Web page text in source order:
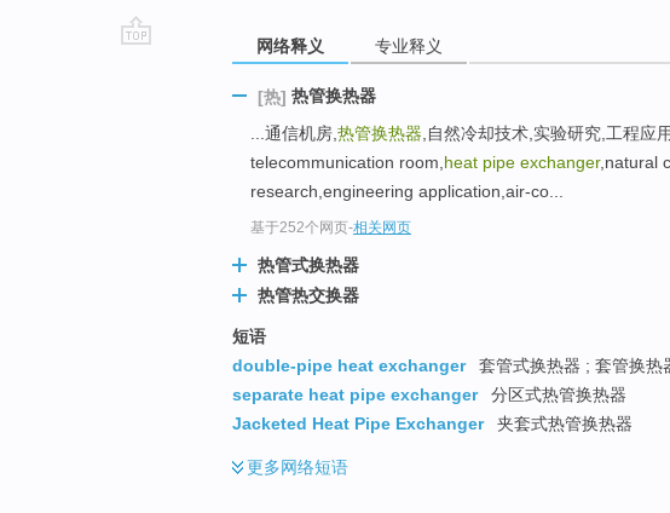
网络释义 专业释义
[热] 热管换热器
...通信机房, 热管换热器 ,自然冷却技术,实验研究,工程应
telecommunication room, heat pipe exchanger,natural
research,engineering application,air-co...
基于252个网页-相关网页
热管式换热器
热管热交换器
短语
double-pipe heat exchanger
套管式换热器 ; 套管换热
separate heat pipe exchanger
分区式热管换热器
Jacketed Heat Pipe Exchanger
夹套式热管换热器
更多网络短语